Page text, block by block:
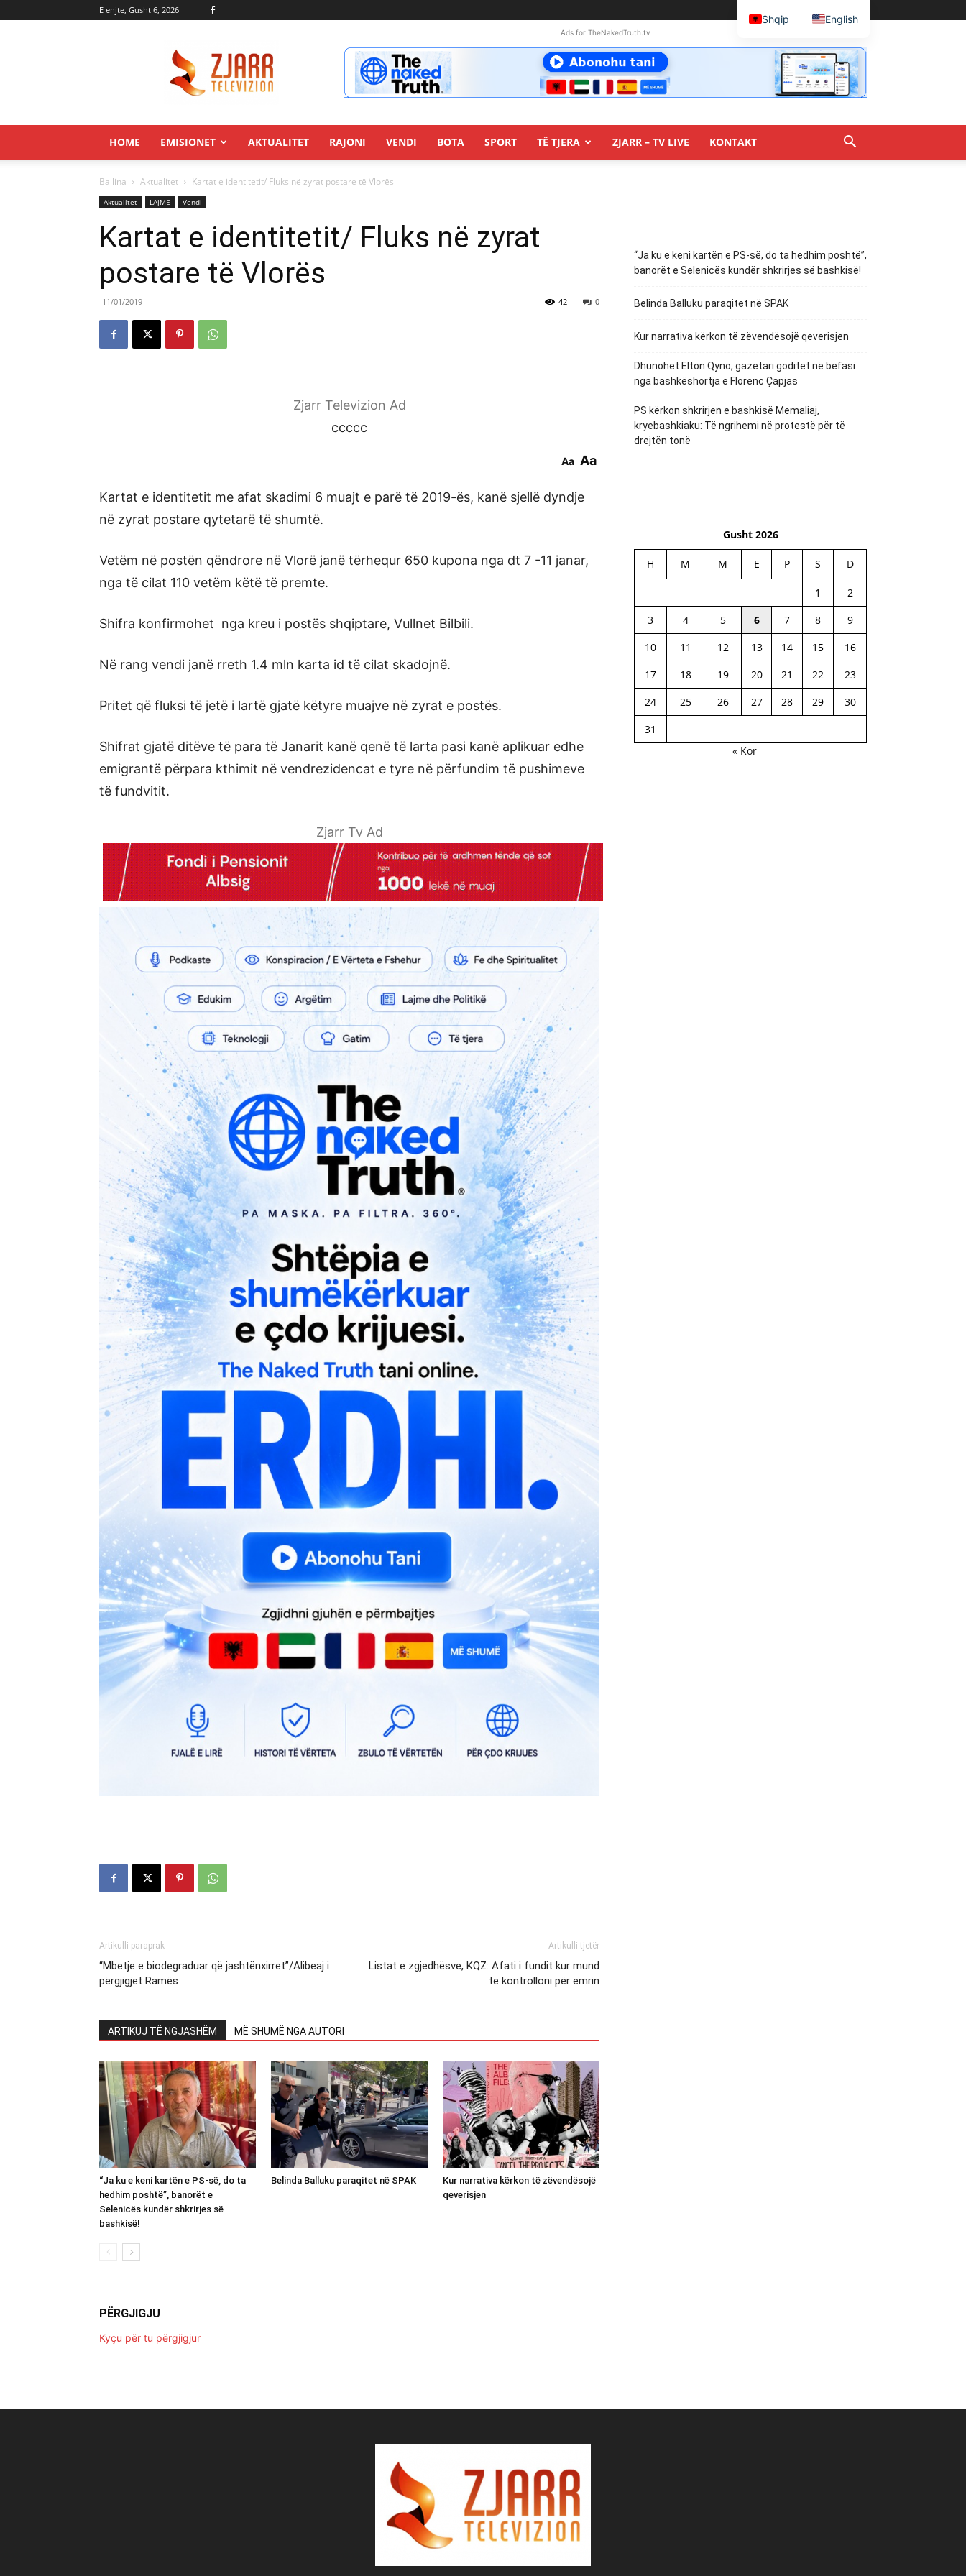
E enjte, Gusht 6, 2026
Ads for TheNakedTruth.tv
HOME EMISIONET AKTUALITET RAJONI VENDI BOTA SPORT TË TJERA ZJARR – TV LIVE KONTAKT
Ballina Aktualitet Kartat e identitetit/ Fluks në zyrat postare të Vlorës
Aktualitet LAJME Vendi
Kartat e identitetit/ Fluks në zyrat
postare të Vlorës
11/01/2019 0
42
Zjarr Televizion Ad
ccccc
Aa Aa
Kartat e identitetit me afat skadimi 6 muajt e parë të 2019-ës, kanë sjellë dyndje
në zyrat postare qytetarë të shumtë.
Vetëm në postën qëndrore në Vlorë janë tërhequr 650 kupona nga dt 7 -11 janar,
nga të cilat 110 vetëm këtë të premte.
Shifra konfirmohet nga kreu i postës shqiptare, Vullnet Bilbili.
Në rang vendi janë rreth 1.4 mln karta id të cilat skadojnë.
Pritet që fluksi të jetë i lartë gjatë këtyre muajve në zyrat e postës.
Shifrat gjatë ditëve të para të Janarit kanë qenë të larta pasi kanë aplikuar edhe
emigrantë përpara kthimit në vendrezidencat e tyre në përfundim të pushimeve
të fundvitit.
Zjarr Tv Ad
Artikulli paraprak
“Mbetje e biodegraduar që jashtënxirret”/Alibeaj i
përgjigjet Ramës
Artikulli tjetër
Listat e zgjedhësve, KQZ: Afati i fundit kur mund
të kontrolloni për emrin
ARTIKUJ TË NGJASHËM MË SHUMË NGA AUTORI
“Ja ku e keni kartën e PS-së, do ta
hedhim poshtë”, banorët e
Selenicës kundër shkrirjes së
bashkisë!
Belinda Balluku paraqitet në SPAK
Kur narrativa kërkon të zëvendësojë
qeverisjen
PËRGJIGJU
Kyçu për tu përgjigjur
“Ja ku e keni kartën e PS-së, do ta hedhim poshtë”,
banorët e Selenicës kundër shkrirjes së bashkisë!
Belinda Balluku paraqitet në SPAK
Kur narrativa kërkon të zëvendësojë qeverisjen
Dhunohet Elton Qyno, gazetari goditet në befasi
nga bashkëshortja e Florenc Çapjas
PS kërkon shkrirjen e bashkisë Memaliaj,
kryebashkiaku: Të ngrihemi në protestë për të
drejtën tonë
Gusht 2026
H M M E P S D
1
2
3
4 5 6 7 8
9
10
11 12 13 14 15
16
17
18 19 20 21 22
23
24
25 26 27 28 29
30
31
« Kor
Shqip English